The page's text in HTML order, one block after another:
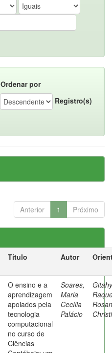
Ordenar por
Registro(s)
Anterior 1 Próximo
Título Autor
O ensino e a
aprendizagem
apoiados pela
tecnologia
computacional
no curso de
Ciências
Soares,
Maria
Cecília
Palácio
Rosan